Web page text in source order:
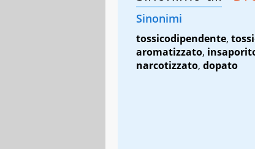
Sinonimi
tossicodipendente,
aromatizzato,
narcotizzato, dopato